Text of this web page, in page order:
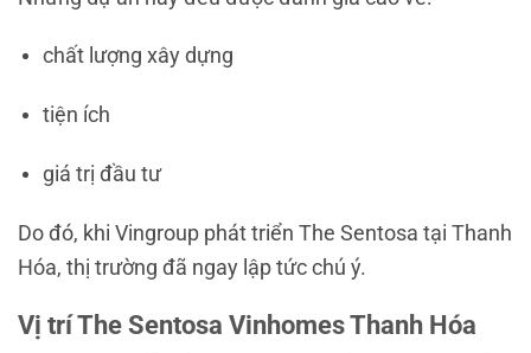
chất lượng xây dựng
tiện ích
giá trị đầu tư
Do đó, khi Vingroup phát triển The Sentosa tại Thanh
Hóa, thị trường đã ngay lập tức chú ý.
Vị trí The Sentosa Vinhomes Thanh Hóa